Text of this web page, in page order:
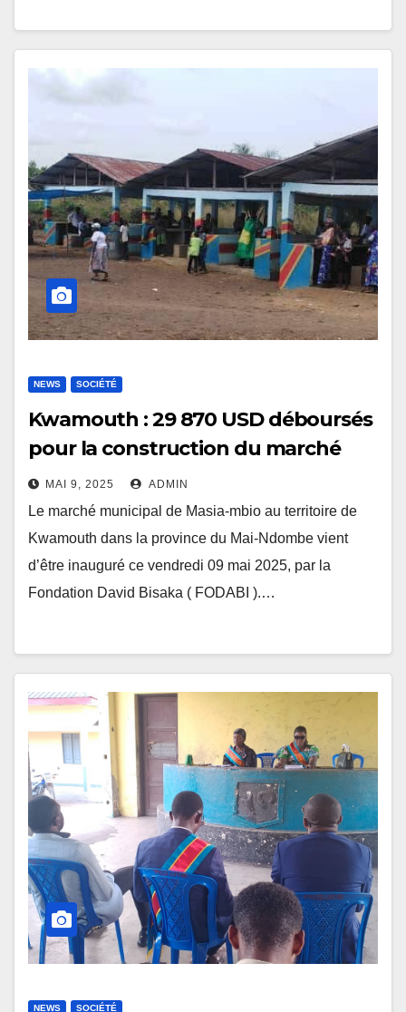
NEWS SOCIÉTÉ
Kwamouth : 29 870 USD déboursés
pour la construction du marché
municipal de Masia-mbio grâce à
David Bisaka
MAI 9, 2025 ADMIN
Le marché municipal de Masia-mbio au territoire de
Kwamouth dans la province du Mai-Ndombe vient
d’être inauguré ce vendredi 09 mai 2025, par la
Fondation David Bisaka ( FODABI ).…
NEWS SOCIÉTÉ